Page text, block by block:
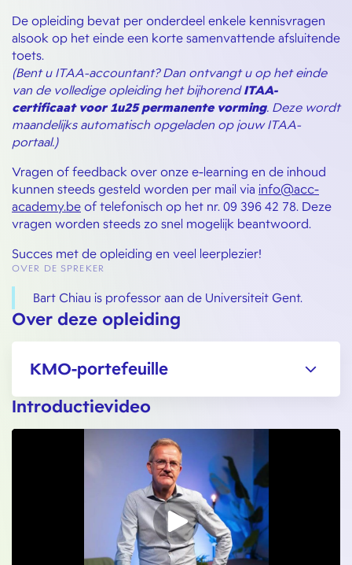
De opleiding bevat per onderdeel enkele kennisvragen
alsook op het einde een korte samenvattende afsluitende
toets.
(Bent u ITAA-accountant? Dan ontvangt u op het einde
van de volledige opleiding het bijhorendITAA-
certificaat voor 1u25 permanente vorming. Deze wordt
maandelijks automatisch opgeladen op jouw ITAA-
portaal.)
Vragen of feedback over onze e-learning en de inhoud
kunnen steeds gesteld worden per mail via info@acc-
academy.be of telefonisch op het nr. 09 396 42 78. Deze
vragen worden steeds zo snel mogelijk beantwoord.
Succes met de opleiding en veel leerplezier!
OVER DE SPREKER
Bart Chiau is professor aan de Universiteit Gent.
Over deze opleiding
KMO-portefeuille
Introductievideo